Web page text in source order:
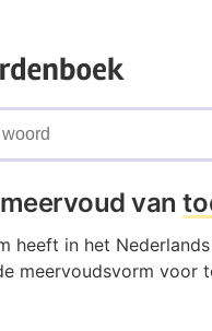
van
heeft in het
meervoudsvorm voor